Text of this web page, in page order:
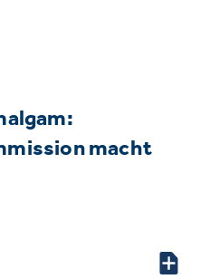
macht